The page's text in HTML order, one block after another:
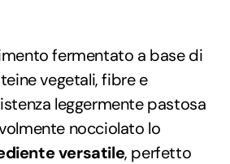
fermentato a base di
vegetali, fibre e
leggermente pastosa
nocciolato lo
versatile, perfetto